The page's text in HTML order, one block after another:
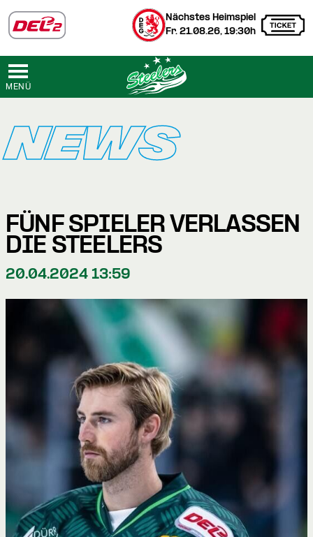
Nächstes Heimspiel
Fr. 21.08.26, 19:30h
MENÜ
NEWS
FÜNF SPIELER VERLASSEN
DIE STEELERS
20.04.2024 13:59